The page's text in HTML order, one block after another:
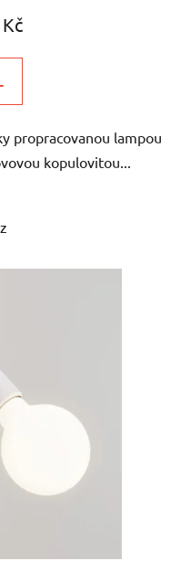
propracovanou lampou
kopulovitou...